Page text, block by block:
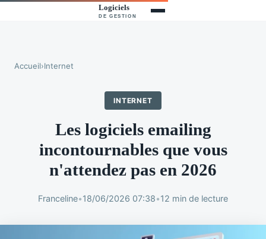
Accueil›Internet
INTERNET
Les logiciels emailing
incontournables que vous
n'attendez pas en 2026
Franceline•18/06/2026 07:38•12 min de lecture